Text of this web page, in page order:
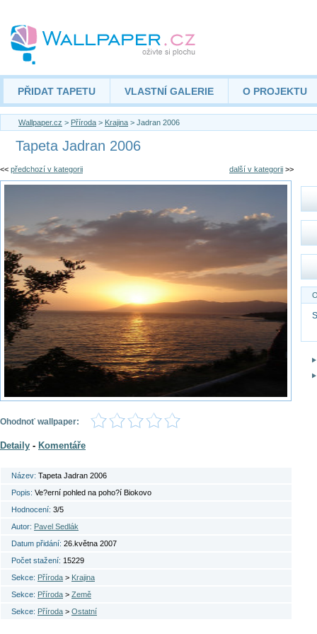
PŘIDAT TAPETU VLASTNÍ GALERIE O PROJEKTU
Wallpaper.cz > Příroda > Krajina > Jadran 2006
Tapeta Jadran 2006
<< předchozí v kategorii další v kategorii >>
Ohodnoť wallpaper:
Detaily - Komentáře
Název: Tapeta Jadran 2006
Popis: Ve?erní pohled na poho?í Biokovo
Hodnocení: 3/5
Autor: Pavel Sedlák
Datum přidání: 26.května 2007
Počet stažení: 15229
Sekce: Příroda > Krajina
Sekce: Příroda > Země
Sekce: Příroda > Ostatní